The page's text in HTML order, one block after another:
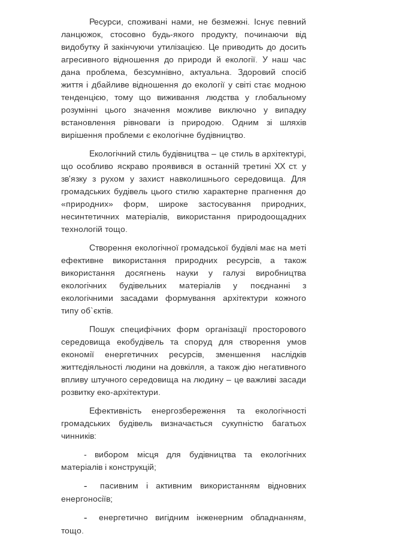
Ресурси, споживані нами, не безмежні. Існує певний
ланцюжок, стосовно будь-якого продукту, починаючи від
видобутку й закінчуючи утилізацією. Це приводить до досить
агресивного відношення до природи й екології. У наш час
дана проблема, безсумнівно, актуальна. Здоровий спосіб
життя і дбайливе відношення до екології у світі стає модною
тенденцією, тому що виживання людства у глобальному
розумінні цього значення можливе виключно у випадку
встановлення рівноваги із природою. Одним зі шляхів
вирішення проблеми є екологічне будівництво.
Екологічний стиль будівництва – це стиль в архітектурі,
що особливо яскраво проявився в останній третині ХХ ст. у
зв'язку з рухом у захист навколишнього середовища. Для
громадських будівель цього стилю характерне прагнення до
«природних» форм, широке застосування природних,
несинтетичних матеріалів, використання природоощадних
технологій тощо.
Створення екологічної громадської будівлі має на меті
ефективне використання природних ресурсів, а також
використання досягнень науки у галузі виробництва
екологічних будівельних матеріалів у поєднанні з
екологічними засадами формування архітектури кожного
типу об`єктів.
Пошук специфічних форм організації просторового
середовища екобудівель та споруд для створення умов
економії енергетичних ресурсів, зменшення наслідків
життєдіяльності людини на довкілля, а також дію негативного
впливу штучного середовища на людину – це важливі засади
розвитку еко-архітектури.
Ефективність енергозбереження та екологічності
громадських будівель визначається сукупністю багатьох
чинників:
- вибором місця для будівництва та екологічних
матеріалів і конструкцій;
-
пасивним і активним використанням відновних
енергоносіїв;
-
енергетично вигідним інженерним обладнанням,
тощо.